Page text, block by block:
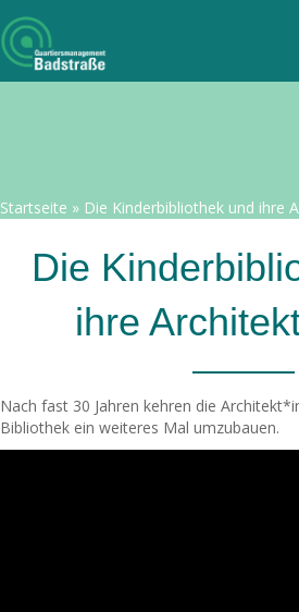
Startseite » Die Kinderbibliothek und ihre
Die
ihre
Nach fast 30 Jahren kehren die
Bibliothek ein weiteres Mal umzubauen.